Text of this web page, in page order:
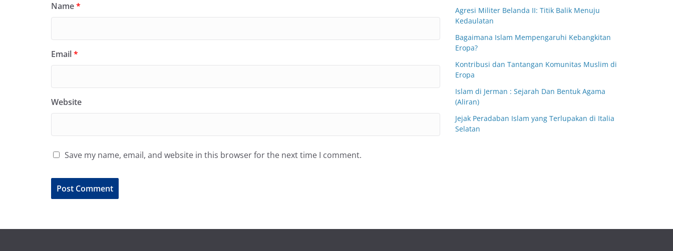
Name*
Email*
Website
Save my name, email, and website in this browser for the next time I comment.
Agresi Militer Belanda II: Titik Balik Menuju
Kedaulatan
Bagaimana Islam Mempengaruhi Kebangkitan
Eropa?
Kontribusi dan Tantangan Komunitas Muslim di
Eropa
Islam di Jerman : Sejarah Dan Bentuk Agama
(Aliran)
Jejak Peradaban Islam yang Terlupakan di Italia
Selatan